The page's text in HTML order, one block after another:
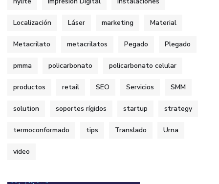
Localización Láser marketing Material
Metacrilato metacrilatos Pegado Plegado
pmma policarbonato policarbonato celular
productos retail SEO Servicios SMM
solution soportes rígidos startup strategy
termoconformado tips Translado Urna
video